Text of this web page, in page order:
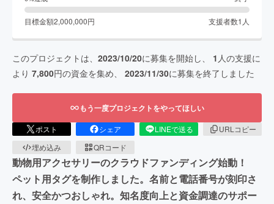
目標金額2,000,000円 支援者数1 人
このプロジェクトは、 2023/10/20に募集を開始し、 1 人の支援に
より 7,800円の資金を集め、 2023/11/30に募集を終了しました
もう一度プロジェクトをやってほしい
ポスト シェア LINEで送る
URLコピー
埋め込み
QRコード
動物用アクセサリーのクラウドファンディング始動！
ペット用タグを制作しました。名前と電話番号が刻印さ
れ、安全かつおしゃれ。知名度向上と資金調達のサポー